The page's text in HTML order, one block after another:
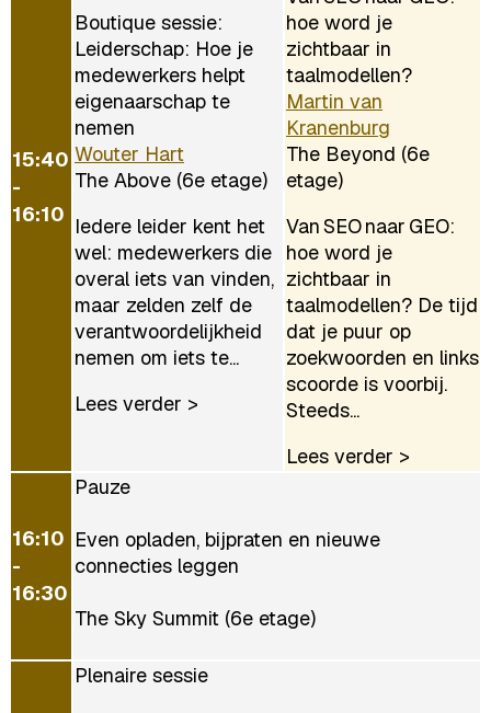
15:40
-
16:10
Boutique sessie:
Leiderschap: Hoe je
medewerkers helpt
eigenaarschap te
nemen
Wouter Hart
The Above (6e etage)
Iedere leider kent het
wel: medewerkers die
overal iets van vinden,
maar zelden zelf de
verantwoordelijkheid
nemen om iets te...
Lees verder >
hoe word je
zichtbaar in
taalmodellen?
Martin van
Kranenburg
The Beyond (6e
etage)
Van SEO naar GEO:
hoe word je
zichtbaar in
taalmodellen? De tijd
dat je puur op
zoekwoorden en links
scoorde is voorbij.
Steeds...
Lees verder >
16:10
-
16:30
Pauze
Even opladen, bijpraten en nieuwe
connecties leggen
The Sky Summit (6e etage)
Plenaire sessie